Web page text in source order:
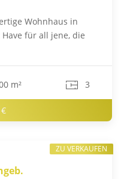
Wohnhaus in
für all jene, die
m² 3
ZU VERKAUFEN